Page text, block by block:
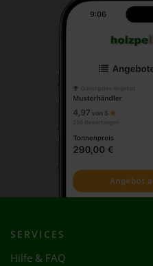
SERVICES
Hilfe & FAQ